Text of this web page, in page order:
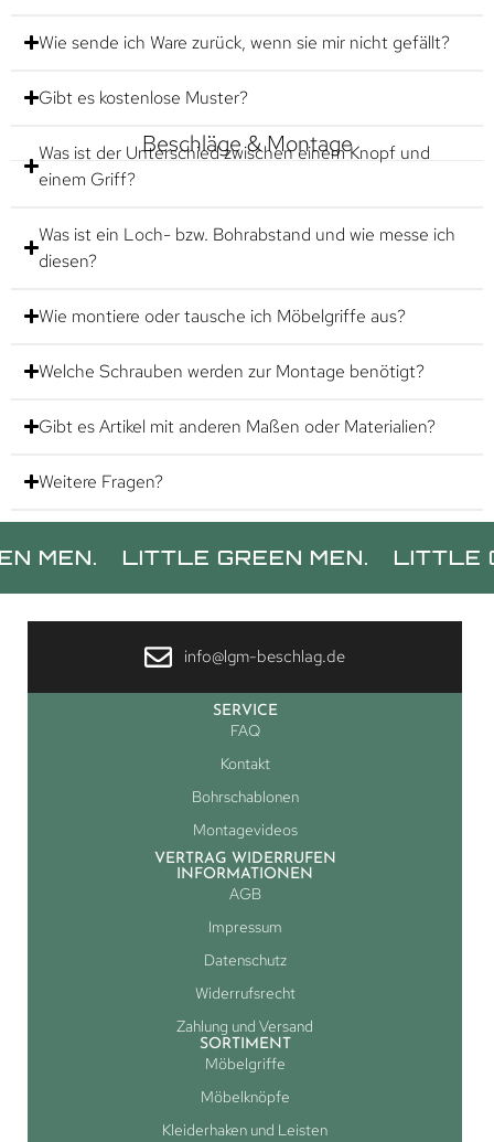
Wie sende ich Ware zurück, wenn sie mir nicht gefällt?
Gibt es kostenlose Muster?
Beschläge & Montage
Was ist der Unterschied zwischen einem Knopf und
einem Griff?
Was ist ein Loch- bzw. Bohrabstand und wie messe ich
diesen?
Wie montiere oder tausche ich Möbelgriffe aus?
Welche Schrauben werden zur Montage benötigt?
Gibt es Artikel mit anderen Maßen oder Materialien?
Weitere Fragen?
LITTLE GREEN MEN. LITTLE
info@lgm-beschlag.de
SERVICE
FAQ
Kontakt
Bohrschablonen
Montagevideos
VERTRAG WIDERRUFEN
INFORMATIONEN
AGB
Impressum
Datenschutz
Widerrufsrecht
Zahlung und Versand
SORTIMENT
Möbelgriffe
Möbelknöpfe
Kleiderhaken und Leisten